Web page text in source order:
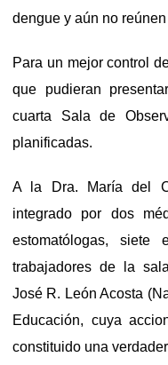
dengue y aún no
Para un mejor control
que pudieran
cuarta Sala de
planificadas.
A la Dra. María del
integrado por dos
estomatólogas, siete
trabajadores de la
José R. León Acosta
Educación, cuya
constituido una